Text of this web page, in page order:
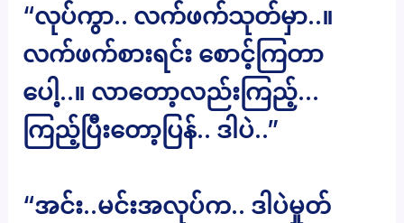
“လုပ်ကွာ.. လက်ဖက်သုတ်မှာ..။
လက်ဖက်စားရင်း စောင့်ကြတာ
ပေါ့..။ လာတော့လည်းကြည့်…
ကြည့်ပြီးတော့ပြန်.. ဒါပဲ..”
“အင်း..မင်းအလုပ်က.. ဒါပဲမှုတ်